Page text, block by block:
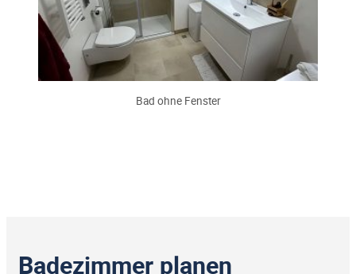
Bad ohne Fenster
Badezimmer planen